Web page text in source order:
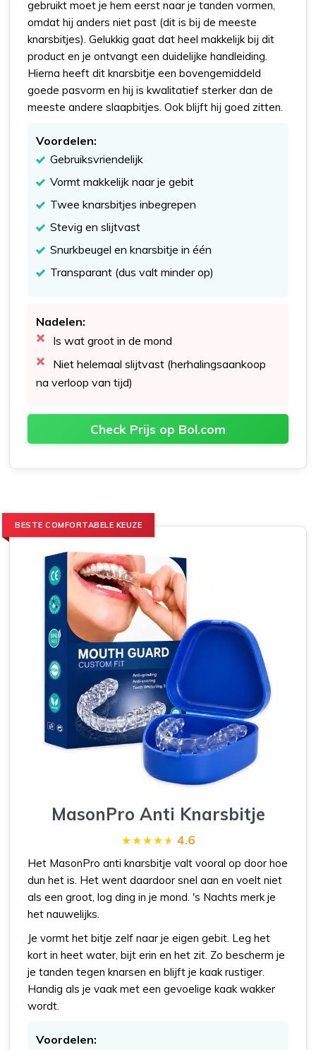
gebruikt moet je hem eerst naar je tanden vormen,
omdat hij anders niet past (dit is bij de meeste
knarsbitjes). Gelukkig gaat dat heel makkelijk bij dit
product en je ontvangt een duidelijke handleiding.
Hierna heeft dit knarsbitje een bovengemiddeld
goede pasvorm en hij is kwalitatief sterker dan de
meeste andere slaapbitjes. Ook blijft hij goed zitten.
Voordelen:
Gebruiksvriendelijk
Vormt makkelijk naar je gebit
Twee knarsbitjes inbegrepen
Stevig en slijtvast
Snurkbeugel en knarsbitje in één
Transparant (dus valt minder op)
Nadelen:
Is wat groot in de mond
Niet helemaal slijtvast (herhalingsaankoop
na verloop van tijd)
Check Prijs op Bol.com
BESTE COMFORTABELE KEUZE
MasonPro Anti Knarsbitje
4.6
Het MasonPro anti knarsbitje valt vooral op door hoe
dun het is. Het went daardoor snel aan en voelt niet
als een groot, log ding in je mond. 's Nachts merk je
het nauwelijks.
Je vormt het bitje zelf naar je eigen gebit. Leg het
kort in heet water, bijt erin en het zit. Zo bescherm je
je tanden tegen knarsen en blijft je kaak rustiger.
Handig als je vaak met een gevoelige kaak wakker
wordt.
Voordelen: